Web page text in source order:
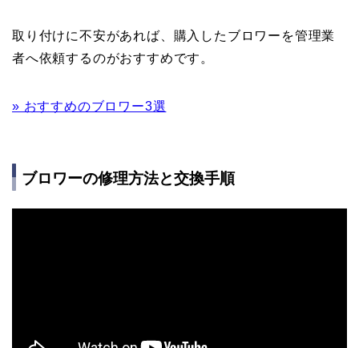
取り付けに不安があれば、購入したブロワーを管理業
者へ依頼するのがおすすめです。
» おすすめのブロワー3選
ブロワーの修理方法と交換手順